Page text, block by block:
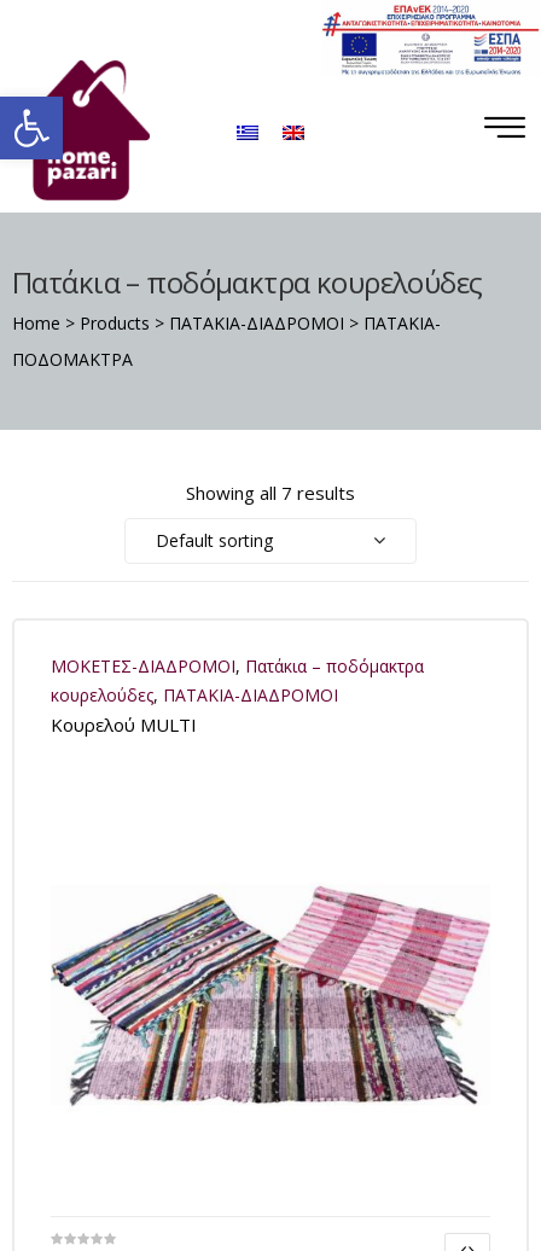
Ανοίξτε τη γραμμή εργαλείων
Πατάκια – ποδόμακτρα κουρελούδες
Home > Products > ΠΑΤΑΚΙΑ-ΔΙΑΔΡΟΜΟΙ > ΠΑΤΑΚΙΑ-
ΠΟΔΟΜΑΚΤΡΑ
Showing all 7 results
Default sorting
ΜΟΚΕΤΕΣ-ΔΙΑΔΡΟΜΟΙ, Πατάκια – ποδόμακτρα
κουρελούδες, ΠΑΤΑΚΙΑ-ΔΙΑΔΡΟΜΟΙ
Κουρελού MULTI